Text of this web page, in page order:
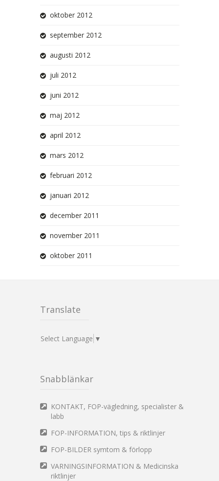
oktober 2012
september 2012
augusti 2012
juli 2012
juni 2012
maj 2012
april 2012
mars 2012
februari 2012
januari 2012
december 2011
november 2011
oktober 2011
Translate
Select Language ▼
Snabblänkar
KONTAKT, FOP-vägledning, specialister &
labb
FOP-INFORMATION, tips & riktlinjer
FOP-BILDER symtom & förlopp
VARNINGSINFORMATION & Medicinska
riktlinjer